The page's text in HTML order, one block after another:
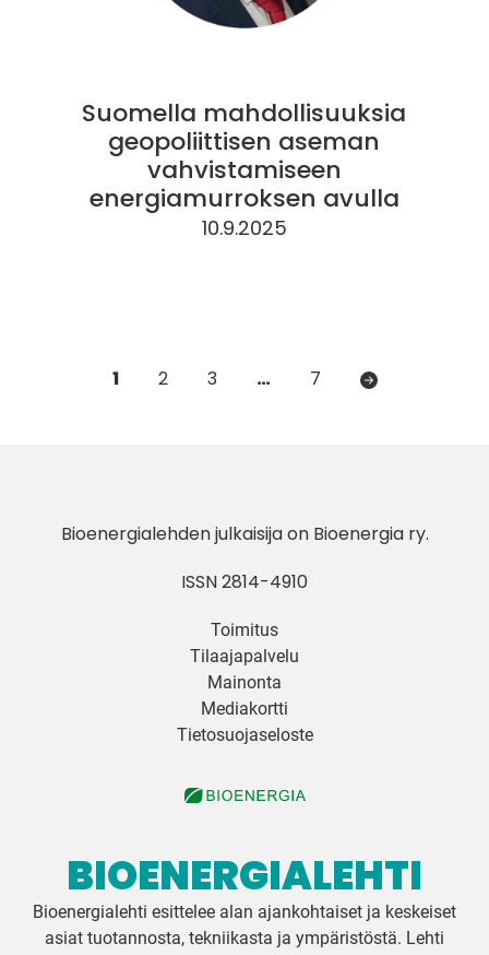
Suomella mahdollisuuksia
geopoliittisen aseman
vahvistamiseen
energiamurroksen avulla
10.9.2025
Artikkelien
sivutus
1 2 3 … 7
Bioenergialehden julkaisija on Bioenergia ry.
ISSN 2814-4910
Toimitus
Tilaajapalvelu
Mainonta
Mediakortti
Tietosuojaseloste
BIOENERGIALEHTI
Bioenergialehti esittelee alan ajankohtaiset ja keskeiset
asiat tuotannosta, tekniikasta ja ympäristöstä. Lehti